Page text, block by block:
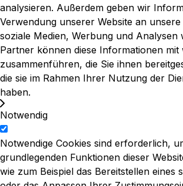
analysieren. Außerdem geben wir
Verwendung unserer Website an
soziale Medien, Werbung und Analysen
Partner können diese Informationen mit
zusammenführen, die Sie ihnen
die sie im Rahmen Ihrer Nutzung der
haben.
Notwendig
Notwendige Cookies sind erforderlich,
grundlegenden Funktionen dieser
wie zum Beispiel das Bereitstellen eines